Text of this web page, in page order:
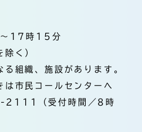
17時15分
除く）
組織、施設があります。
は市民コールセンターへ
（受付時間／8時